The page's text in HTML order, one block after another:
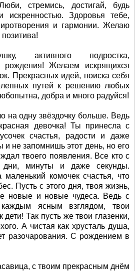
стремись, достигай, будь
искренностью. Здоровья тебе,
и гармонии. Желаю
активного подростка,
Желаем искрящихся
Прекрасных идей, поиска себя
путей к решению любых
добра и много радуйся!
на одну звёздочку больше. Ведь
девочка! Ты принесла с
счастья, радости и даже
и не запомнишь этот день, но его
твоего появления. Все кто с
дни, минуты и даже секунды.
комочек счастья, что
Пусть с этого дня, твоя жизнь,
новые и новые чудеса. Ведь с
ясным взглядом, твои
дети! Так пусть же твои глазенки,
А чистая как хрусталь душа,
разочарования. С рождением в
с твоим прекрасным днём